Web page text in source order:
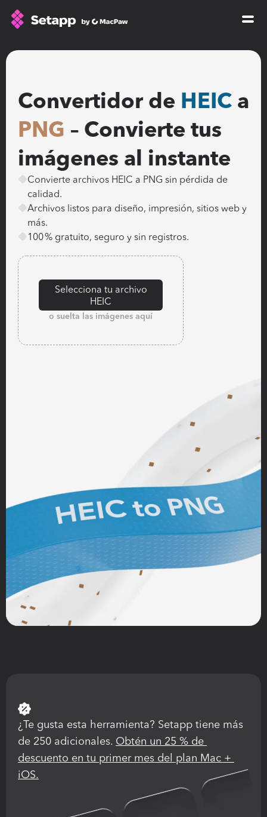
GPTs for Mac
How Setapp works
All apps
Blog
Sign In
Try Free
Convertidor de HEIC
PNG – Convierte tus
imágenes al instante
Convierte archivos HEIC a PNG sin pérdida de
calidad.
Archivos listos para diseño, impresión, sitios web y
más.
100 % gratuito, seguro y sin registros.
Selecciona tu archivo
HEIC
o suelta las imágenes aquí
¿Te gusta esta herramienta? Setapp tiene más
de 250 adicionales. Obtén un 25 % de
descuento en tu primer mes del plan Mac +
iOS.